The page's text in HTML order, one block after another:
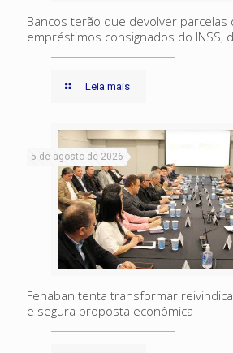
Bancos terão que devolver parcelas
empréstimos consignados do INSS,
Leia mais
5 de agosto de 2026
Fenaban tenta transformar
e segura proposta econômica